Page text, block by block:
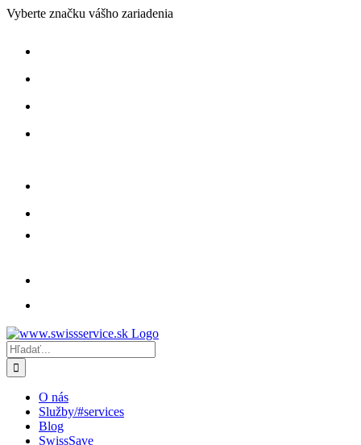
Skip
Vyberte značku vášho zariadenia
Hľadať:
O nás
Služby/#services
Blog
SwissSave